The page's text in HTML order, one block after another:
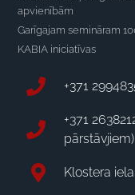
apvienībām
Garīgajam semināram
KABIA iniciatīvas
+371
+371
pārstāvjiem)
Klostera